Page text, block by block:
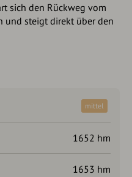
sich den Rückweg vom
und steigt direkt über den
mittel
1652 hm
1653 hm